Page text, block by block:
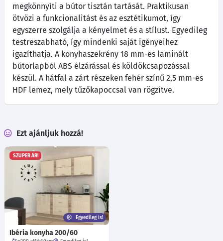
megkönnyíti a bútor tisztán tartását. Praktikusan
ötvözi a funkcionalitást és az esztétikumot, így
egyszerre szolgálja a kényelmet és a stílust. Egyedileg
testreszabható, így mindenki saját igényeihez
igazíthatja. A konyhaszekrény 18 mm-es laminált
bútorlapból ABS élzárással és köldökcsapozással
készül. A hátfal a zárt részeken fehér színű 2,5 mm-es
HDF lemez, mely tűzőkapoccsal van rögzítve.
Ezt ajánljuk hozzá!
SZUPER ÁR!
Egyedileg is!
Ibéria konyha 200/60